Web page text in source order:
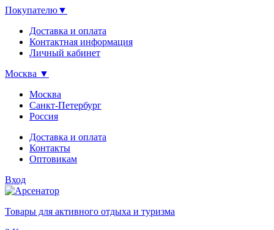
Покупателю▼
Доставка и оплата
Контактная информация
Личный кабинет
Москва ▼
Москва
Санкт-Петербург
Россия
Доставка и оплата
Контакты
Оптовикам
Вход
Товары для активного отдыха и туризма